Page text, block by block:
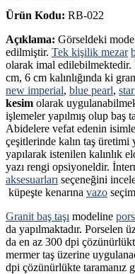
Ürün Kodu: RB-022
Açıklama: Görseldeki
edilmiştir. Tek kişilik mezar
olarak imal
cm, 6 cm kalınlığında ki
new imperial, blue pearl,
kesim olarak
işlemeler yapılmış olup baş
Abidelere vefat edenin
çeşitlerinde kalın taş üretimi
yapılarak istenilen kalınlık
yazı rengi opsiyoneldir.
aksesuarları seçeneğini
küpeşte kenarına vazo
Granit baş taşı modeline
da yapılmaktadır. Porselen
da en az 300 dpi
mermer taş üzerine
dpi çözünürlükte taramanız